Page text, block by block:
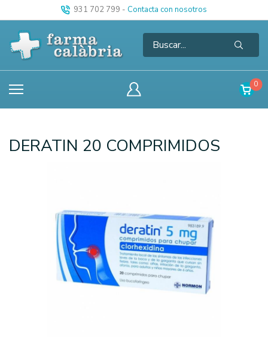
931 702 799 - Contacta con nosotros
0
DERATIN 20 COMPRIMIDOS